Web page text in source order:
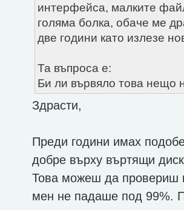
интерфейса, малките
голяма болка, обаче ме
две години като излезе
Та въпроса е:
Би ли вървяло това нещо
Здрасти,
Преди години имах
добре върху въртящи
Това можеш да провериш
мен не падаше под 99%.